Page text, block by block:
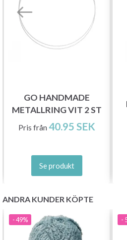
GO HANDMADE
METALLRING VIT 2 ST
Pris från40.95 SEK
Se produkt
ANDRA KUNDER KÖPTE
- 49% -